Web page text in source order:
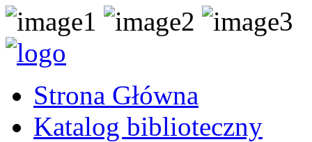
Strona Główna
Katalog biblioteczny